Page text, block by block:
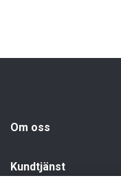
Om oss
Kundtjänst